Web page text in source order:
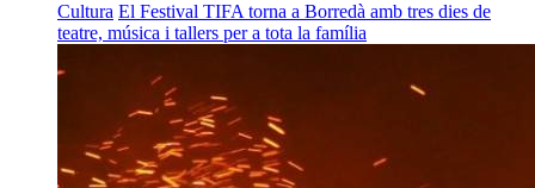
Cultura El Festival TIFA torna a Borredà amb tres dies de
teatre, música i tallers per a tota la família